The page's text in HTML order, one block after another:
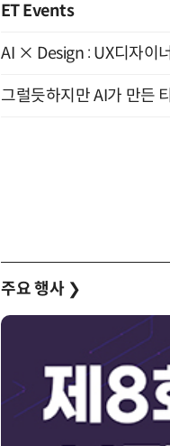
ET Events
AI × Design : UX디자이
그럴듯하지만 AI가 만든
주요 행사 ❯